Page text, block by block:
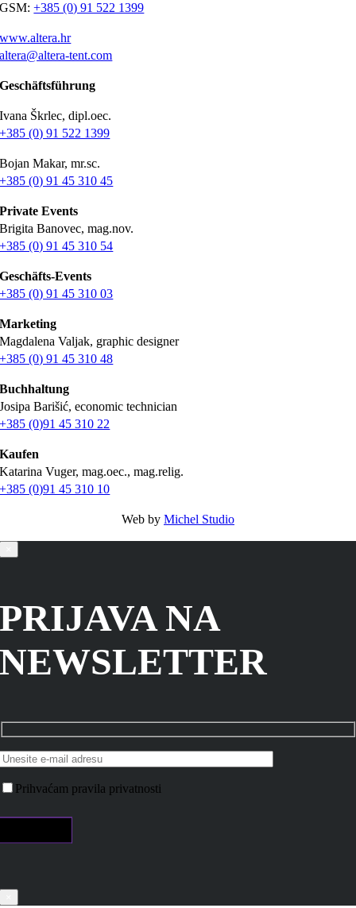
GSM:+385 (0) 91 522 1399
www.altera.hr
altera@altera-tent.com
Geschäftsführung
Ivana Škrlec, dipl.oec.
+385 (0) 91 522 1399
Bojan Makar, mr.sc.
+385 (0) 91 45 310 45
Private Events
Brigita Banovec, mag.nov.
+385 (0) 91 45 310 54
Geschäfts-Events
+385 (0) 91 45 310 03
Marketing
Magdalena Valjak, graphic designer
+385 (0) 91 45 310 48
Buchhaltung
Josipa Barišić, economic technician
+385 (0)91 45 310 22
Kaufen
Katarina Vuger, mag.oec., mag.relig.
+385 (0)91 45 310 10
Web by Michel Studio
PRIJAVA NA
NEWSLETTER
Prihvaćam pravila privatnosti